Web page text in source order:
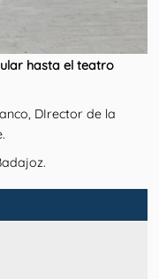
hasta el teatro
DIrector de la